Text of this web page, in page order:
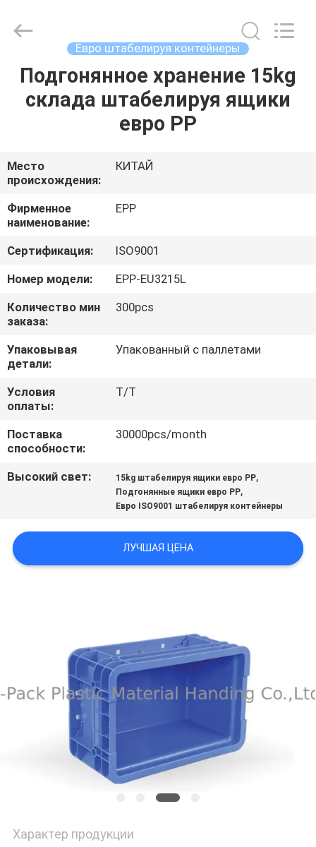
ДОМОЙ
О
НАС
ЭКСКУРСИЯ
ПО
ЗАВОДУ
КОНТРОЛЬ
КАЧЕСТВА
СВЯЖИТЕСЬ
НАМИ
ЗАПРОСИТЬ
КАРТА
POLICY
Co.,Ltd..
Developed
Евро штабелируя контейнеры
Подгонянное хранение 15kg
склада штабелируя ящики
евро PP
Место
происхождения:
КИТАЙ
Фирменное
наименование:
EPP
Сертификация:
ISO9001
Номер модели:
EPP-EU3215L
Количество мин
заказа:
300pcs
Упаковывая
детали:
Упакованный с паллетами
Условия
оплаты:
T/T
Поставка
способности:
30000pcs/month
Высокий свет: 15kg штабелируя ящики евро PP,
Подгонянные ящики евро PP,
Евро ISO9001 штабелируя контейнеры
ЛУЧШАЯ ЦЕНА
Характер продукции